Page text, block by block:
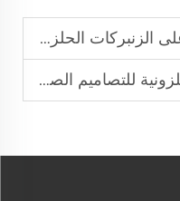
ذات القوة الثابتة
الصناعية المخصصة